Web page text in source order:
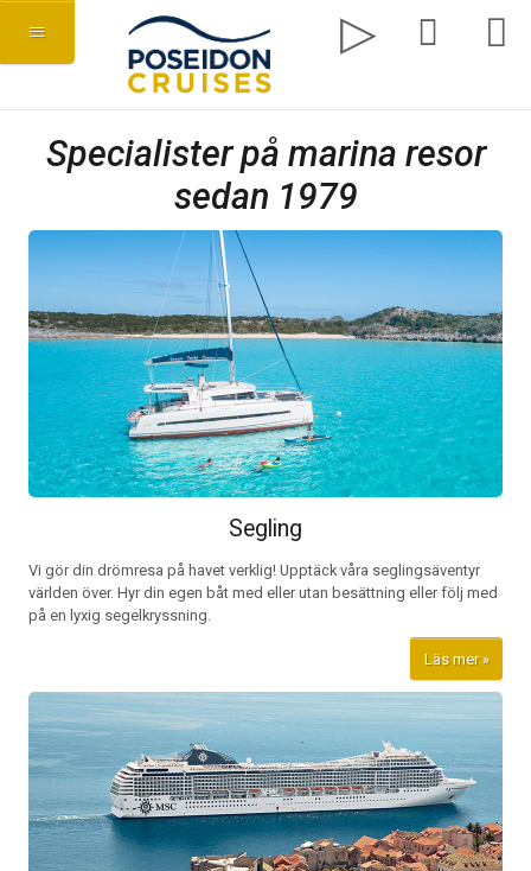
Specialister på marina resor
sedan 1979
Segling
Vi gör din drömresa på havet verklig! Upptäck våra seglingsäventyr
världen över. Hyr din egen båt med eller utan besättning eller följ med
på en lyxig segelkryssning.
Läs mer